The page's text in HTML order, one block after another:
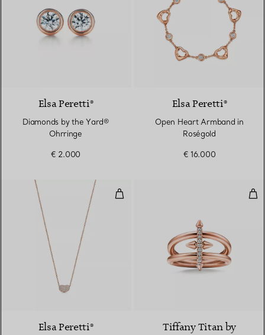
Elsa Peretti®
Diamonds by the Yard®
Ohrringe
€ 2.000
Elsa Peretti®
Open Heart Armband in
Roségold
€ 16.000
Bean Design Anhänger in
Elsa Peretti®
Tiffany Titan by